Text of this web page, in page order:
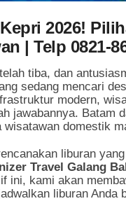
2026!
| Telp 0821-
tiba, dan
sedang mencari
modern,
jawabannya. Batam
wisatawan domestik
liburan
Travel Galang
ini, kami akan
liburan Anda